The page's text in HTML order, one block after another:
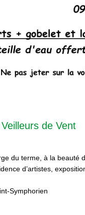
de Vent
du terme, à la beauté
d’artistes,
Symphorien